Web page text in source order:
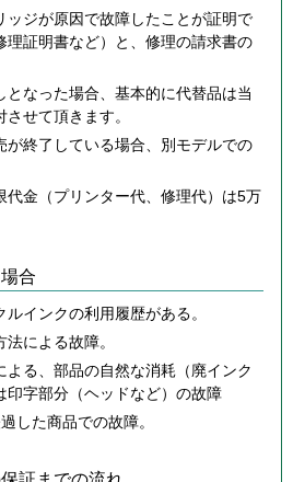
ッジが原因で故障したことが証明で
理証明書など）と、修理の請求書の
となった場合、基本的に代替品は当
せて頂きます。
が終了している場合、別モデルでの
代金（プリンター代、修理代）は5万
合
インクの利用履歴がある。
による故障。
よる、部品の自然な消耗（廃インク
印字部分（ヘッドなど）の故障
した商品での故障。